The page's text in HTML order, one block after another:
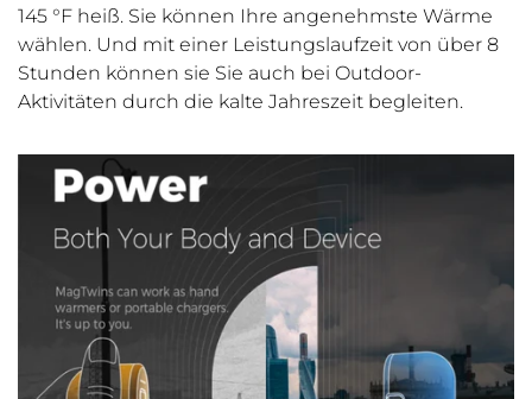
145 °F heiß. Sie können Ihre angenehmste Wärme
wählen. Und mit einer Leistungslaufzeit von über 8
Stunden können sie Sie auch bei Outdoor-
Aktivitäten durch die kalte Jahreszeit begleiten.